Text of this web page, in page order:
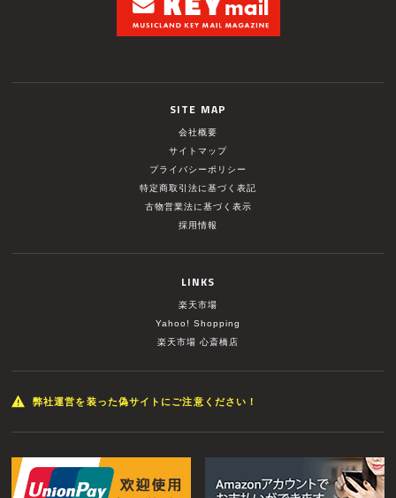
SITE MAP
会社概要
サイトマップ
プライバシーポリシー
特定商取引法に基づく表記
古物営業法に基づく表示
採用情報
LINKS
楽天市場
Yahoo! Shopping
楽天市場 心斎橋店
弊社運営を装った偽サイトにご注意ください！